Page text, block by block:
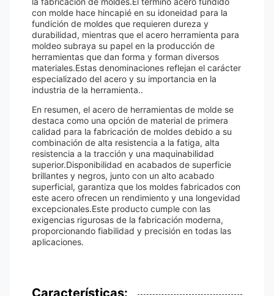
con molde hace hincapié en su idoneidad para la
fundición de moldes que requieren dureza y
durabilidad, mientras que el acero herramienta para
moldeo subraya su papel en la producción de
herramientas que dan forma y forman diversos
materiales.Estas denominaciones reflejan el carácter
especializado del acero y su importancia en la
industria de la herramienta..
En resumen, el acero de herramientas de molde se
destaca como una opción de material de primera
calidad para la fabricación de moldes debido a su
combinación de alta resistencia a la fatiga, alta
resistencia a la tracción y una maquinabilidad
superior.Disponibilidad en acabados de superficie
brillantes y negros, junto con un alto acabado
superficial, garantiza que los moldes fabricados con
este acero ofrecen un rendimiento y una longevidad
excepcionales.Este producto cumple con las
exigencias rigurosas de la fabricación moderna,
proporcionando fiabilidad y precisión en todas las
aplicaciones.
Características: